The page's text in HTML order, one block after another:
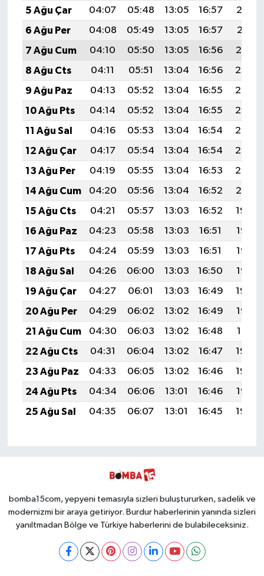
5 Ağu Çar
04:07 05:48 13:05 16:57
20:12
6 Ağu Per
04:08 05:49 13:05 16:57
20:11
7 Ağu Cum
04:10 05:50 13:05 16:56
20:10
8 Ağu Cts
04:11 05:51 13:04 16:56
20:08
9 Ağu Paz
04:13 05:52 13:04 16:55
20:07
10 Ağu Pts
04:14 05:52 13:04 16:55
20:06
11 Ağu Sal
04:16 05:53 13:04 16:54
20:05
12 Ağu Çar
04:17 05:54 13:04 16:54
20:03
13 Ağu Per
04:19 05:55 13:04 16:53
20:02
14 Ağu Cum
04:20 05:56 13:04 16:52
20:01
15 Ağu Cts
04:21 05:57 13:03 16:52
19:59
16 Ağu Paz
04:23 05:58 13:03 16:51
19:58
17 Ağu Pts
04:24 05:59 13:03 16:51
19:57
18 Ağu Sal
04:26 06:00 13:03 16:50
19:55
19 Ağu Çar
04:27 06:01 13:03 16:49
19:54
20 Ağu Per
04:29 06:02 13:02 16:49
19:52
21 Ağu Cum
04:30 06:03 13:02 16:48
19:51
22 Ağu Cts
04:31 06:04 13:02 16:47
19:49
23 Ağu Paz
04:33 06:05 13:02 16:46
19:48
24 Ağu Pts
04:34 06:06 13:01 16:46
19:47
25 Ağu Sal
04:35 06:07 13:01 16:45 19:45
bomba15com, yepyeni temasıyla sizleri buluştururken, sadelik ve
modernizmi bir araya getiriyor. Burdur haberlerinin yanında sizleri
yanıltmadan Bölge ve Türkiye haberlerini de bulabileceksiniz.